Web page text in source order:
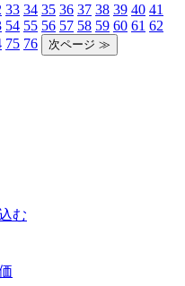
33 34 35 36 37 38 39 40 41
54 55 56 57 58 59 60 61 62
75 76
む